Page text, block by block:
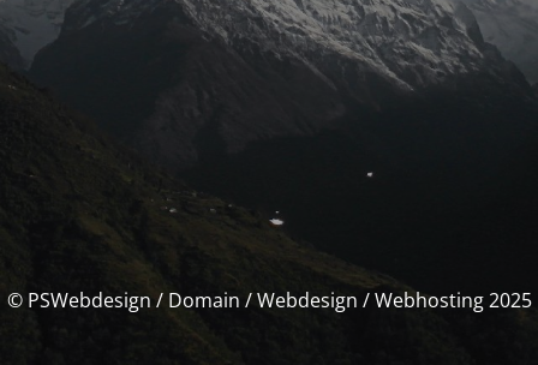
© PSWebdesign / Domain / Webdesign / Webhosting 2025